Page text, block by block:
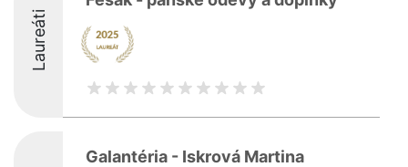
Laureáti
Galantéria - Iskrová Martina